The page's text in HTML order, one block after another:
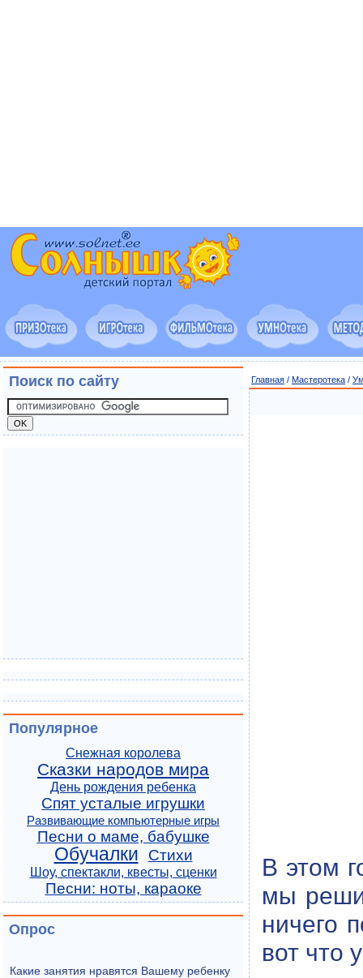
Главная / Мастеротека /
В этом
мы
ничего
вот что
Поиск по сайту
Популярное
Снежная королева
Сказки народов мира
День рождения ребенка
Спят усталые игрушки
Развивающие компьютерные игры
Песни о маме, бабушке
Обучалки Стихи
Шоу, спектакли, квесты, сценки
Песни: ноты, караоке
Опрос
Какие занятия нравятся Вашему ребенку